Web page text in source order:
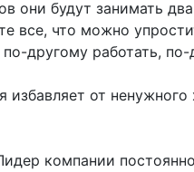
они будут занимать
все, что можно
другому работать, по-
избавляет от
компании